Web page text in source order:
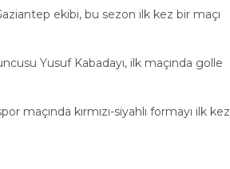
ekibi, bu sezon ilk kez bir maçı
Yusuf Kabadayı, ilk maçında golle
maçında kırmızı-siyahlı formayı ilk kez